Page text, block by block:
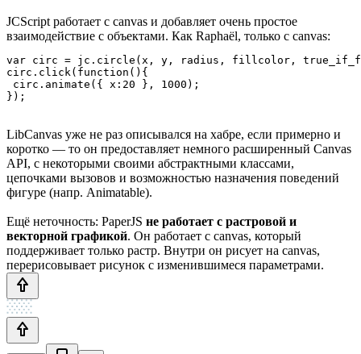
JCScript работает с canvas и добавляет очень простое
взаимодействие с объектами. Как Raphaёl, только с canvas:
var circ = jc.circle(x, y, radius, fillcolor,
circ.click(function(){
circ.animate({ x:20 }, 1000);
});
LibCanvas уже не раз описывался на хабре, если примерно и
коротко — то он предоставляет немного расширенный Canvas
API, с некоторыми своими абстрактными классами,
цепочками вызовов и возможностью назначения поведений
фигуре (напр. Animatable).
Ещё неточность: PaperJS не работает с растровой и
векторной графикой. Он работает с canvas, который
поддерживает только растр. Внутри он рисует на canvas,
перерисовывает рисунок с изменившимеся параметрами.